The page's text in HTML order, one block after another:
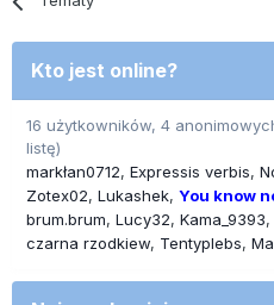
Kto jest online?
16 użytkowników, 4
listę)
markłan0712 Expressis verbis
Zotex02 Lukashek You know
brum.brum Lucy32 Kama_9393
czarna rzodkiew Tentyplebs